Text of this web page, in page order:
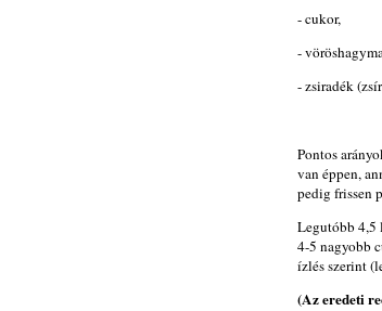
- cukor,
-
- zsiradék
Pontos
van éppen,
pedig frissen
Legutóbb 4,5
4-5 nagyobb
ízlés szerint
(Az eredeti